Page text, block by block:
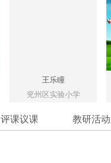
王乐瞳
兖州区实验小学
评课议课 教研活动